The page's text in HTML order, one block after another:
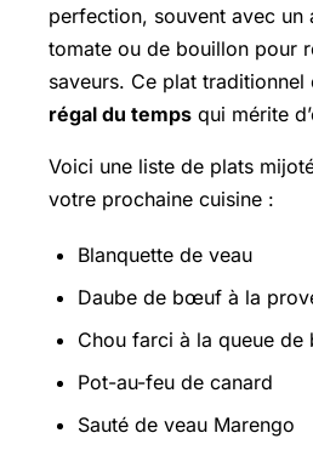
perfection, souvent avec un
tomate ou de bouillon pour
saveurs. Ce plat traditionnel
régal du temps qui mérite
Voici une liste de plats
votre prochaine cuisine :
Blanquette de veau
Daube de bœuf à la
Chou farci à la queue
Pot-au-feu de canard
Sauté de veau Marengo